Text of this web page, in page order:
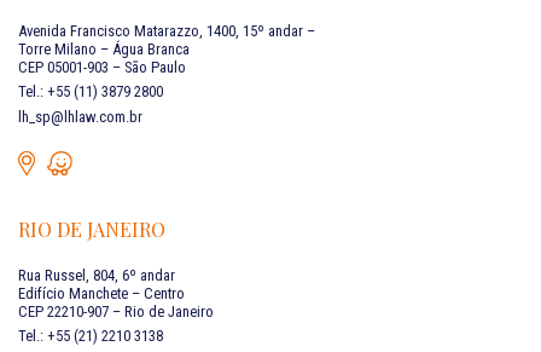
Avenida Francisco Matarazzo, 1400, 15º andar –
Torre Milano – Água Branca
CEP 05001-903 – São Paulo
Tel.: +55 (11) 3879 2800
lh_sp@lhlaw.com.br
RIO DE JANEIRO
Rua Russel, 804, 6º andar
Edifício Manchete – Centro
CEP 22210-907 – Rio de Janeiro
Tel.: +55 (21) 2210 3138